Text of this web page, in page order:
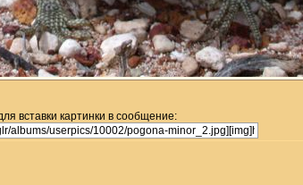
вставки картинки в сообщение: